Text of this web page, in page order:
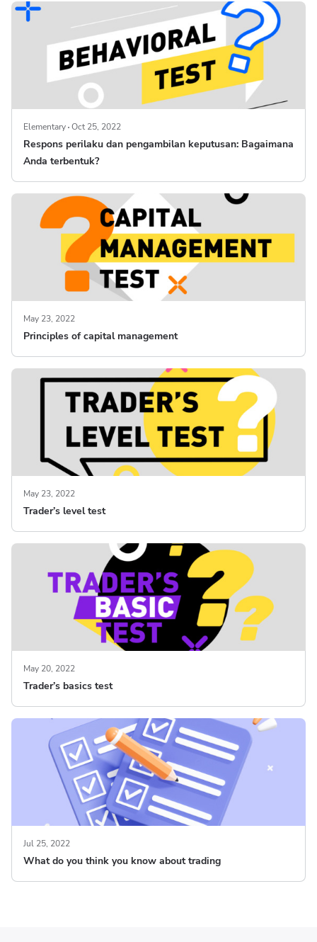
Elementary Oct 25, 2022
Respons perilaku dan pengambilan keputusan: Bagaimana
Anda terbentuk?
May 23, 2022
Principles of capital management
May 23, 2022
Trader’s level test
May 20, 2022
Trader’s basics test
Jul 25, 2022
What do you think you know about trading